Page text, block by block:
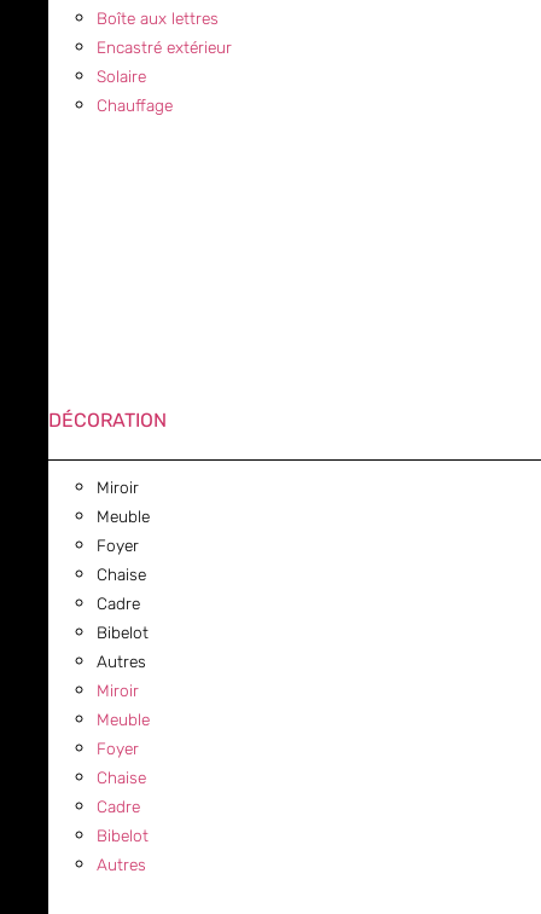
Boîte aux lettres
Encastré extérieur
Solaire
Chauffage
DÉCORATION
Miroir
Meuble
Foyer
Chaise
Cadre
Bibelot
Autres
Miroir
Meuble
Foyer
Chaise
Cadre
Bibelot
Autres